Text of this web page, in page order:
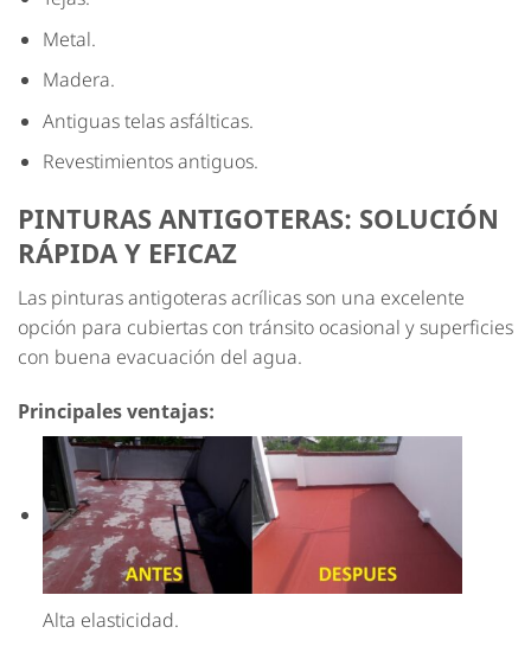
Metal.
Madera.
Antiguas telas asfálticas.
Revestimientos antiguos.
PINTURAS ANTIGOTERAS: SOLUCIÓN
RÁPIDA Y EFICAZ
Las pinturas antigoteras acrílicas son una excelente
opción para cubiertas con tránsito ocasional y superficies
con buena evacuación del agua.
Principales ventajas:
Alta elasticidad.